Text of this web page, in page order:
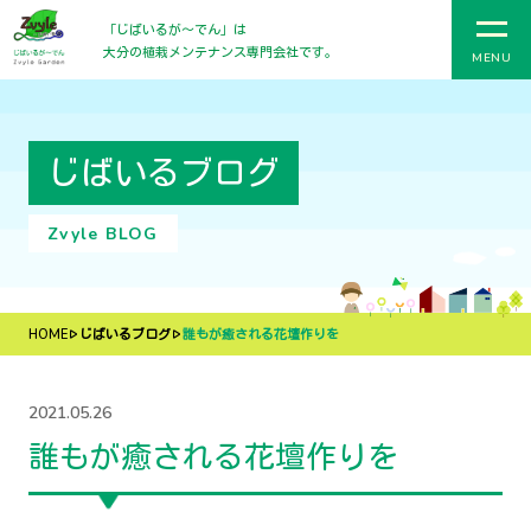
「じばいるが〜でん」は
大分の植栽メンテナンス専門会社です。
じばいるブログ
Zvyle BLOG
HOME じばいるブログ 誰もが癒される花壇作りを
2021.05.26
誰もが癒される花壇作りを
MENU